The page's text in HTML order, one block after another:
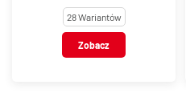
28 Wariantów
Zobacz